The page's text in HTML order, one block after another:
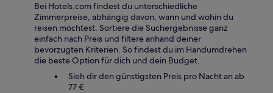
Bei Hotels.com findest du unterschiedliche
Zimmerpreise, abhängig davon, wann und wohin du
reisen möchtest. Sortiere die Suchergebnisse ganz
einfach nach Preis und filtere anhand deiner
bevorzugten Kriterien. So findest du im Handumdrehen
die beste Option für dich und dein Budget.
Sieh dir den günstigsten Preis pro Nacht an ab
77 €